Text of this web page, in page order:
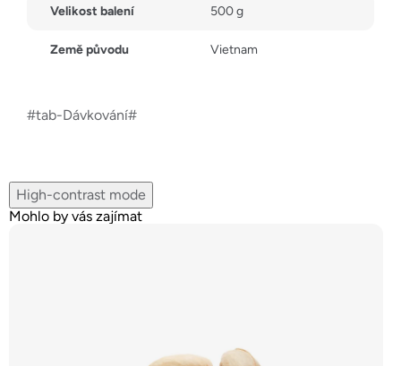
Velikost balení 500 g
Země původu Vietnam
#tab-Dávkování#
High-contrast mode
Mohlo by vás zajímat